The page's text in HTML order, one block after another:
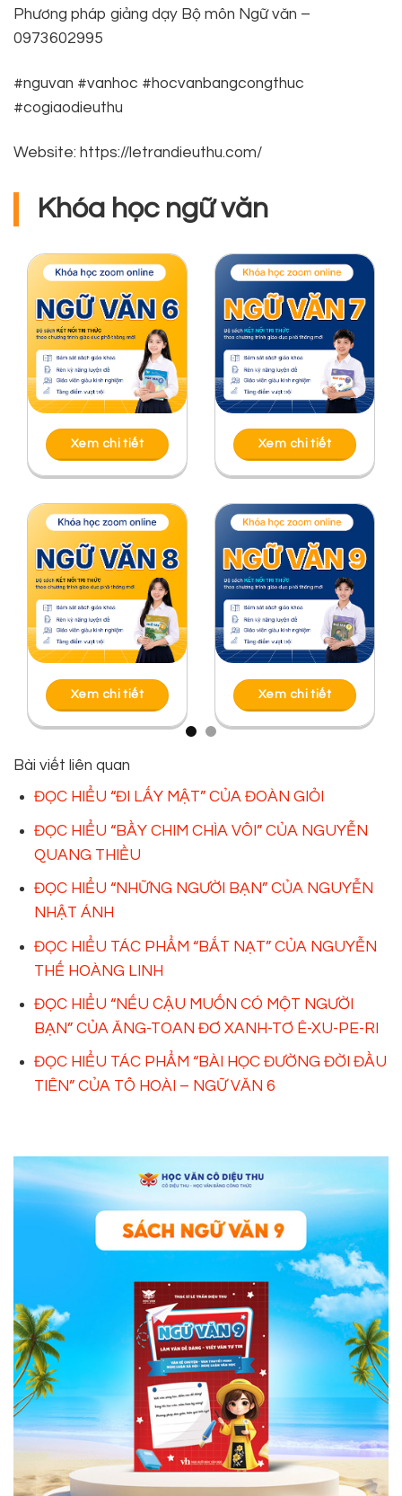
Phương pháp giảng dạy Bộ môn Ngữ văn –
0973602995
#nguvan #vanhoc #hocvanbangcongthuc
#cogiaodieuthu
Website: https://letrandieuthu.com/
Khóa học ngữ văn
Xem chi tiết Xem chi tiết
Xem chi tiết Xem chi tiết
Bài viết liên quan
ĐỌC HIỂU “ĐI LẤY MẬT” CỦA ĐOÀN GIỎI
ĐỌC HIỂU “BẦY CHIM CHÌA VÔI” CỦA NGUYỄN
QUANG THIỀU
ĐỌC HIỂU “NHỮNG NGƯỜI BẠN” CỦA NGUYỄN
NHẬT ÁNH
ĐỌC HIỂU TÁC PHẨM “BẮT NẠT” CỦA NGUYỄN
THẾ HOÀNG LINH
ĐỌC HIỂU “NẾU CẬU MUỐN CÓ MỘT NGƯỜI
BẠN” CỦA ĂNG-TOAN ĐƠ XANH-TƠ Ê-XU-PE-RI
ĐỌC HIỂU TÁC PHẨM “BÀI HỌC ĐƯỜNG ĐỜI ĐẦU
TIÊN” CỦA TÔ HOÀI – NGỮ VĂN 6